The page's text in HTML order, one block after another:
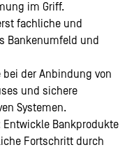
im Griff.
fachliche und
Bankenumfeld und
bei der Anbindung von
und sichere
Systemen.
Entwickle Bankprodukte
Fortschritt durch